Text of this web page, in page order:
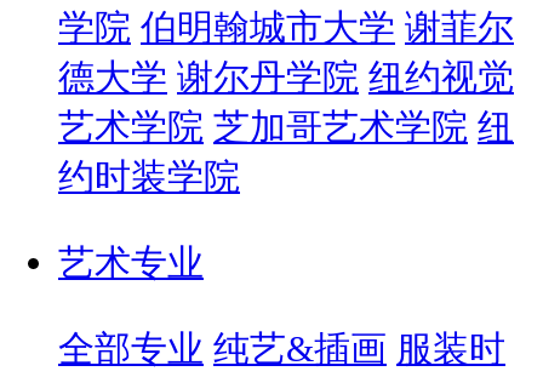
学院 伯明翰城市大学 谢菲尔
德大学 谢尔丹学院 纽约视觉
艺术学院 芝加哥艺术学院 纽
约时装学院
艺术专业
全部专业 纯艺&插画 服装时